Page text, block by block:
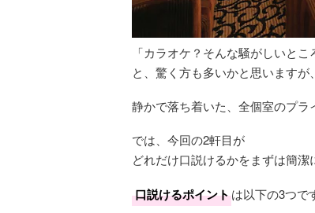
「カラオケ？そんな騒がしいと
と、驚く方も多いかと思います
静かで落ち着いた、全個室のプラ
では、今回の2軒目が
どれだけ口説けるかをまずは簡潔
口説けるポイントは以下の3つで